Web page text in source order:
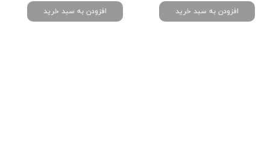
افزودن به سبد خرید افزودن به سبد خرید